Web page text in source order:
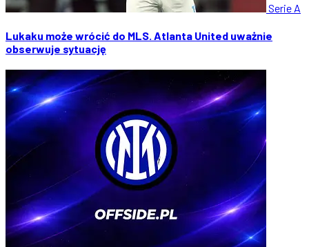
Serie A
Lukaku może wrócić do MLS. Atlanta United uważnie
obserwuje sytuację